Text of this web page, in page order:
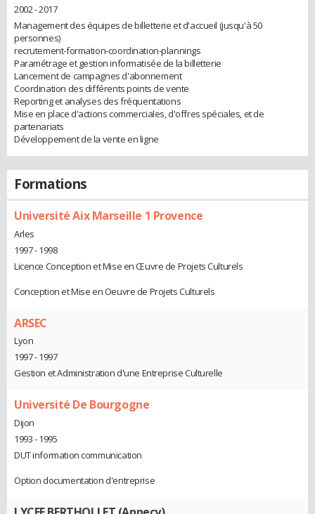
2002 - 2017
Management des équipes de billetterie et d'accueil (jusqu'à 50
personnes)
recrutement-formation-coordination-plannings
Paramétrage et gestion informatisée de la billetterie
Lancement de campagnes d'abonnement
Coordination des différents points de vente
Reporting et analyses des fréquentations
Mise en place d'actions commerciales, d'offres spéciales, et de
partenariats
Développement de la vente en ligne
Formations
Université Aix Marseille 1 Provence
Arles
1997 - 1998
Licence Conception et Mise en Œuvre de Projets Culturels
Conception et Mise en Oeuvre de Projets Culturels
ARSEC
Lyon
1997 - 1997
Gestion et Administration d'une Entreprise Culturelle
Université De Bourgogne
Dijon
1993 - 1995
DUT information communication
Option documentation d'entreprise